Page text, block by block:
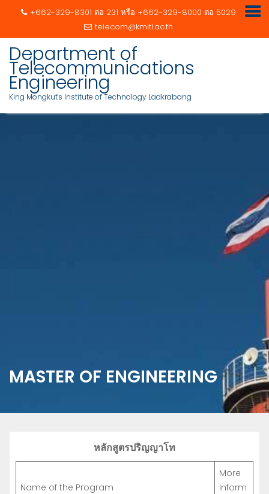
+662-329-8301 ต่อ 231 หรือ +662-329-8000 ต่อ 5029
telecom@kmitl.ac.th
Department of
Telecommunications
Engineering
King Mongkut's Institute of Technology Ladkrabang
MASTER OF ENGINEERING
หลักสูตรปริญญาโท
Name of the Program
More
Inform